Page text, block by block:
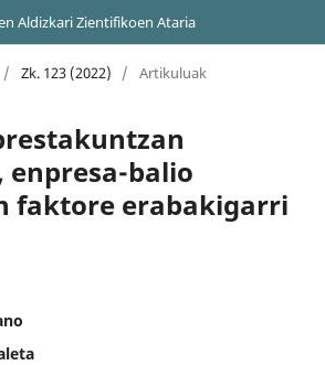
Aldizkari Zientifikoen Ataria
/ Zk. 123 (2022) / Artikuluak
balio
faktore erabakigarri